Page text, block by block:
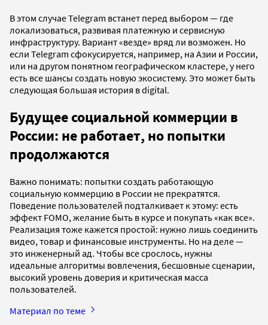
В этом случае Telegram встанет перед выбором — где
локализоваться, развивая платежную и сервисную
инфраструктуру. Вариант «везде» вряд ли возможен. Но
если Telegram сфокусируется, например, на Азии и России,
или на другом понятном географическом кластере, у него
есть все шансы создать новую экосистему. Это может быть
следующая большая история в digital.
Будущее социальной коммерции в
России: не работает, но попытки
продолжаются
Важно понимать: попытки создать работающую
социальную коммерцию в России не прекратятся.
Поведение пользователей подталкивает к этому: есть
эффект FOMO, желание быть в курсе и покупать «как все».
Реализация тоже кажется простой: нужно лишь соединить
видео, товар и финансовые инструменты. Но на деле —
это инженерный ад. Чтобы все срослось, нужны
идеальные алгоритмы вовлечения, бесшовные сценарии,
высокий уровень доверия и критическая масса
пользователей.
Материал по теме